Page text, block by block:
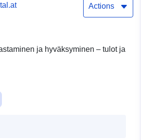
Actions
ja hyväksyminen – tulot ja